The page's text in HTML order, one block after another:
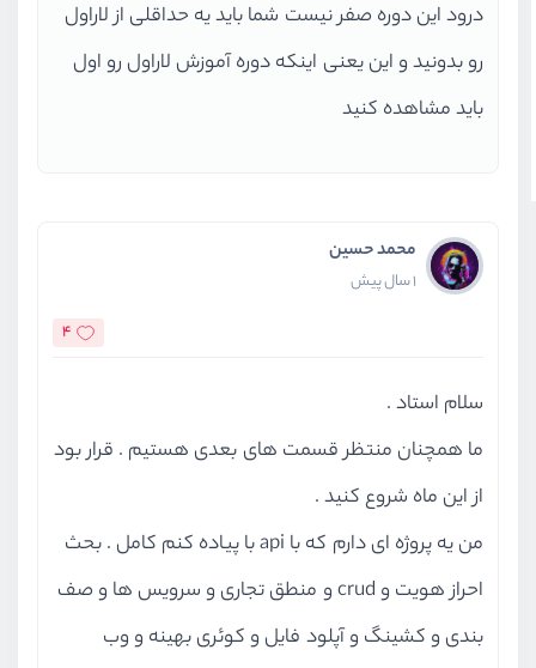
درود این دوره صفر نیست شما باید یه حداقلی از لاراول
رو بدونید و این یعنی اینکه دوره آموزش لاراول رو اول
باید مشاهده کنید
محمد حسین
1 سال پیش
4
سلام استاد .
ما همچنان منتظر قسمت های بعدی هستیم . قرار بود
از این ماه شروع کنید .
من یه پروژه ای دارم که با api با پیاده کنم کامل . بحث
احراز هویت و crud و منطق تجاری و سرویس ها و صف
بندی و کشینگ و آپلود فایل و کوئری بهینه و وب